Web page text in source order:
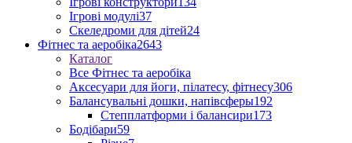
Ігрові модулі37
Скеледроми для дітей24
Фітнес та аеробіка2643
Каталог
Все Фітнес та аеробіка
Аксесуари для йоги, пілатесу, фітнесу306
Балансувальні дошки, напівсферы192
Степплатформи і балансири173
Бодібари59